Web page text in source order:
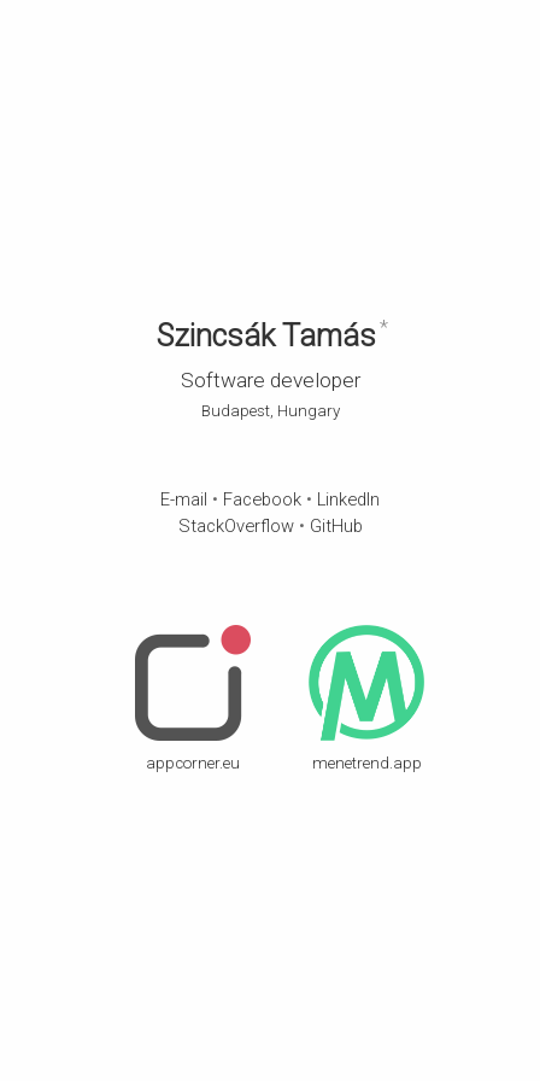
Szincsák Tamás*
Software developer
Budapest, Hungary
E-mail • Facebook • LinkedIn
StackOverflow• GitHub
appcorner.eu menetrend.app